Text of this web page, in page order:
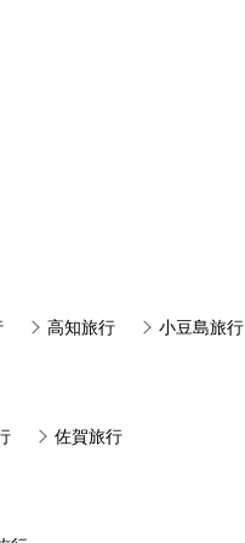
高知旅行 小豆島旅行
佐賀旅行